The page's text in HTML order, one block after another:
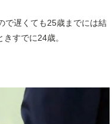
で遅くても25歳までには結
すでに24歳。